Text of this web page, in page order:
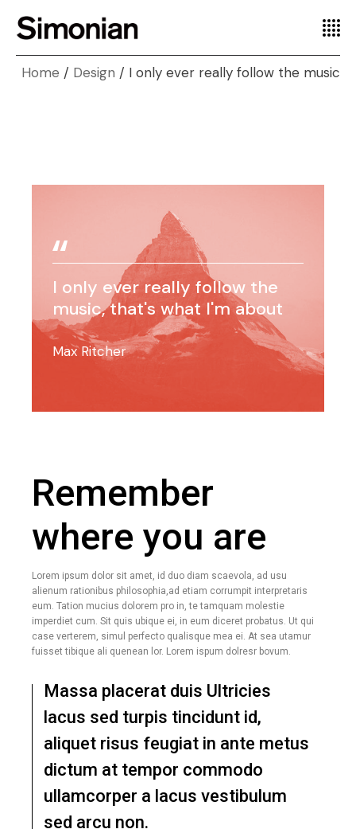
Home Design I only ever really follow the music
I only ever really follow the
music, that's what I'm about
Max Ritcher
Remember
where you are
Lorem ipsum dolor sit amet, id duo diam scaevola, ad usu
alienum rationibus philosophia,ad etiam corrumpit interpretaris
eum. Tation mucius dolorem pro in, te tamquam molestie
imperdiet cum. Sit quis ubique ei, in eum diceret probatus. Ut qui
case verterem, simul perfecto qualisque mea ei. At sea utamur
fuisset tibique ali quenean lor. Lorem ispum dolresr bovum.
Massa placerat duis Ultricies
lacus sed turpis tincidunt id,
aliquet risus feugiat in ante metus
dictum at tempor commodo
ullamcorper a lacus vestibulum
sed arcu non.